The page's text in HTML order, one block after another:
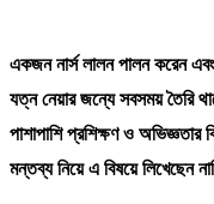
একজন নার্স লালন পালন করেন
যত্ন নেয়ার জন্যে সবসময় তৈরি
পাশাপাশি প্রশিক্ষণ ও
মন্তব্য নিয়ে এ বিষয়ে লিখেছেন